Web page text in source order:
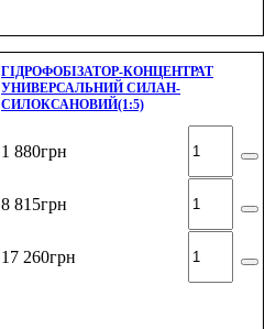
ГІДРОФОБІЗАТОР-КОНЦЕНТРАТ
УНИВЕРСАЛЬНИЙ СИЛАН-
СИЛОКСАНОВИЙ(1:5)
1 880грн
8 815грн
17 260грн